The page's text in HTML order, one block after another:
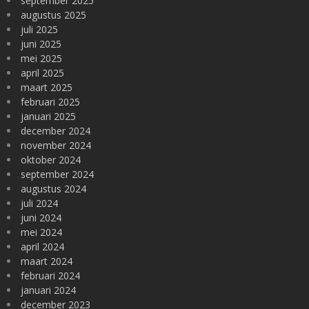
augustus 2025
juli 2025
juni 2025
mei 2025
april 2025
maart 2025
februari 2025
januari 2025
december 2024
november 2024
oktober 2024
september 2024
augustus 2024
juli 2024
juni 2024
mei 2024
april 2024
maart 2024
februari 2024
januari 2024
december 2023